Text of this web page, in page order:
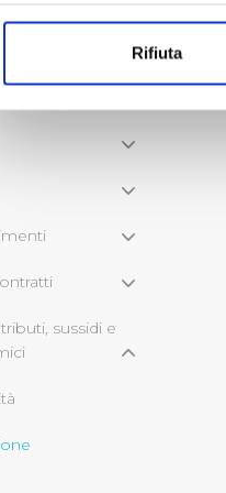
Identificare il tuo
digitali).
modificare o ritirare il tuo
Utilizziamo dei cookie
per personalizzare
pubblicità e social media,
loro o che hanno raccolto
Cliccando su "Accetta
Rifiuta
sussidi e